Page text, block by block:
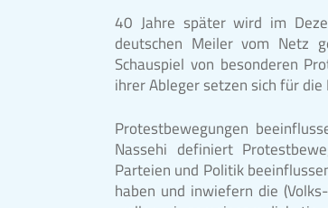
40 Jahre später wird im
deutschen Meiler vom Netz
Schauspiel von besonderen
ihrer Ableger setzen sich für
Protestbewegungen
Nassehi definiert
Parteien und Politik
haben und inwiefern die